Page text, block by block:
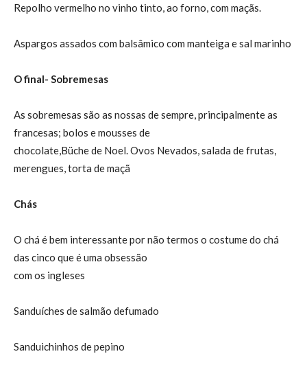
Repolho vermelho no vinho tinto, ao forno, com maçãs.
Aspargos assados com balsâmico com manteiga e sal marinho
O final- Sobremesas
As sobremesas são as nossas de sempre, principalmente as
francesas; bolos e mousses de
chocolate,Büche de Noel. Ovos Nevados, salada de frutas,
merengues, torta de maçã
Chás
O chá é bem interessante por não termos o costume do chá
das cinco que é uma obsessão
com os ingleses
Sanduíches de salmão defumado
Sanduichinhos de pepino